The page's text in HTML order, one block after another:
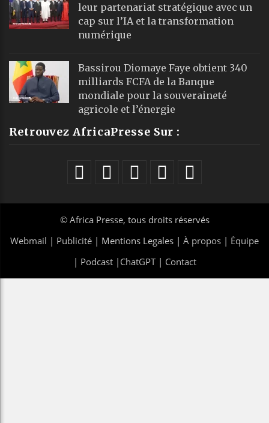
leur partenariat stratégique avec un
cap sur l’IA et la transformation
numérique
Bassirou Diomaye Faye obtient 340
milliards FCFA de la Banque
mondiale pour la souveraineté
agricole et l’énergie
Retrouvez AfricaPresse Sur :
© Africa Presse, tous droits réservés
Webmail | Publicité | Mentions Legales | À propos | Équipe
| Podcast| ChatGPT| Contact